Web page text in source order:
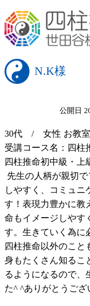
N.K様
公開日
30代 / 女性 お教室
受講コース名：四柱
四柱推命初中級・上
先生の人柄が親切
しやすく、コミュ
す！表現力豊かに教
命もイメージしやす
す。生きていく為に
四柱推命以外のこと
身もたくさん知るこ
るようになるので、
た^ ^ありがとうござ